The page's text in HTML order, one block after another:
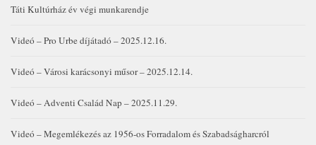
Táti Kultúrház év végi munkarendje
Videó – Pro Urbe díjátadó – 2025.12.16.
Videó – Városi karácsonyi műsor – 2025.12.14.
Videó – Adventi Család Nap – 2025.11.29.
Videó – Megemlékezés az 1956-os Forradalom és Szabadságharcról